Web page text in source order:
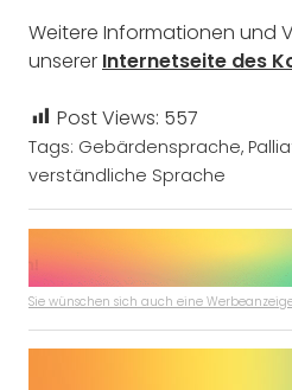
Weitere Informationen und
unserer Internetseite des
Post Views: 557
Tags: Gebärdensprache,
verständliche Sprache
Sie wünschen sich auch eine